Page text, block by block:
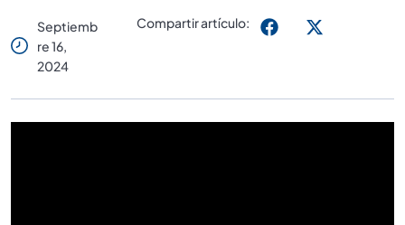
Septiemb
Re 16,
2024
Compartir artículo: